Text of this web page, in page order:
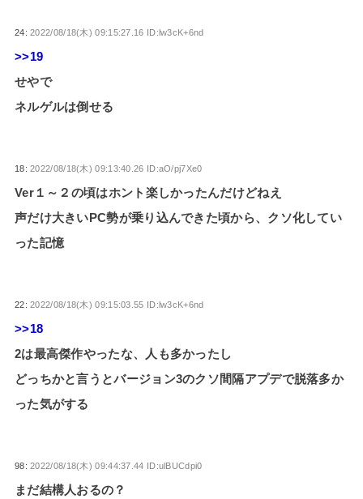
24:2022/08/18(木) 09:15:27.16 ID:lw3cK+6nd
>>19
せやで
ネルゲルは倒せる
18:2022/08/18(木) 09:13:40.26 ID:aO/pj7Xe0
Ver１～２の頃はホント楽しかったんだけどねえ
声だけ大きいPC勢が乗り込んできた頃から、クソ化してい
った記憶
22:2022/08/18(木) 09:15:03.55 ID:lw3cK+6nd
>>18
2は最高傑作やったな、人も多かったし
どっちかと言うとバージョン3のクソ間隔アプデで脱落多か
った気がする
98:2022/08/18(木) 09:44:37.44 ID:ulBUCdpi0
まだ結構人おるの？